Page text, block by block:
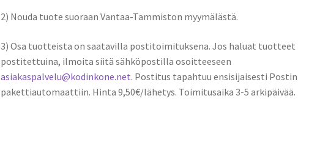
2) Nouda tuote suoraan Vantaa-Tammiston myymälästä.
3) Osa tuotteista on saatavilla postitoimituksena. Jos haluat tuotteet
postitettuina, ilmoita siitä sähköpostilla osoitteeseen
asiakaspalvelu@kodinkone.net. Postitus tapahtuu ensisijaisesti Postin
pakettiautomaattiin. Hinta 9,50€/lähetys. Toimitusaika 3-5 arkipäivää.